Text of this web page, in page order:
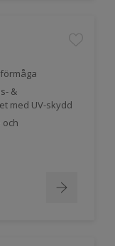
&
med UV-skydd